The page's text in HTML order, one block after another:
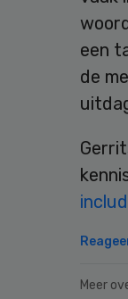
een
de
Meer